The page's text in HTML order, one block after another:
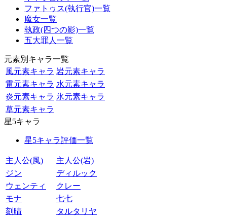
ファトゥス(執行官)一覧
魔女一覧
執政(四つの影)一覧
五大罪人一覧
元素別キャラ一覧
風元素キャラ 岩元素キャラ
雷元素キャラ 水元素キャラ
炎元素キャラ 氷元素キャラ
草元素キャラ
星5キャラ
星5キャラ評価一覧
主人公(風)
主人公(岩)
ジン
ディルック
ウェンティ
クレー
モナ
七七
刻晴
タルタリヤ